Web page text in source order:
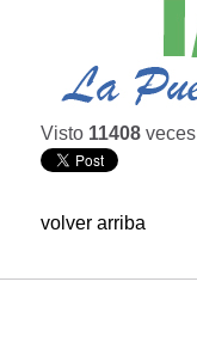
Visto 11408 veces
volver arriba